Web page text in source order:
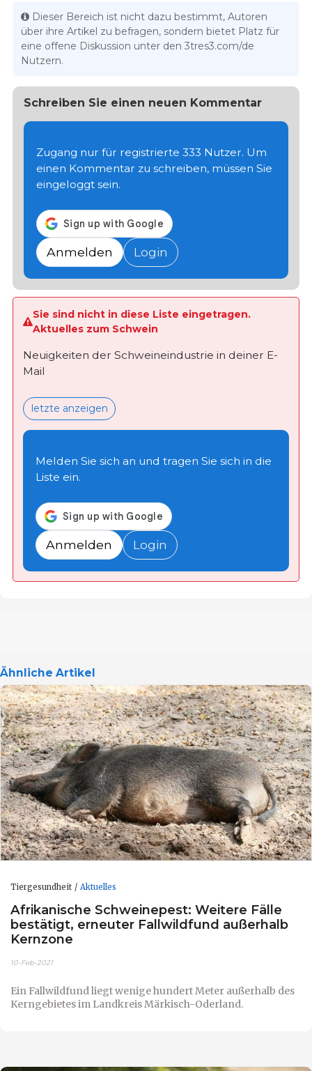
Dieser Bereich ist nicht dazu bestimmt, Autoren
über ihre Artikel zu befragen, sondern bietet Platz für
eine offene Diskussion unter den 3tres3.com/de
Nutzern.
Schreiben Sie einen neuen Kommentar
Zugang nur für registrierte 333 Nutzer. Um
einen Kommentar zu schreiben, müssen Sie
eingeloggt sein.
Anmelden Login
Sie sind nicht in diese Liste eingetragen.
Aktuelles zum Schwein
Neuigkeiten der Schweineindustrie in deiner E-
Mail
letzte anzeigen
Melden Sie sich an und tragen Sie sich in die
Liste ein.
Anmelden Login
Ähnliche Artikel
Tiergesundheit Aktuelles
Afrikanische Schweinepest: Weitere Fälle
bestätigt, erneuter Fallwildfund außerhalb
Kernzone
10-Feb-2021
Ein Fallwildfund liegt wenige hundert Meter außerhalb des
Kerngebietes im Landkreis Märkisch-Oderland.